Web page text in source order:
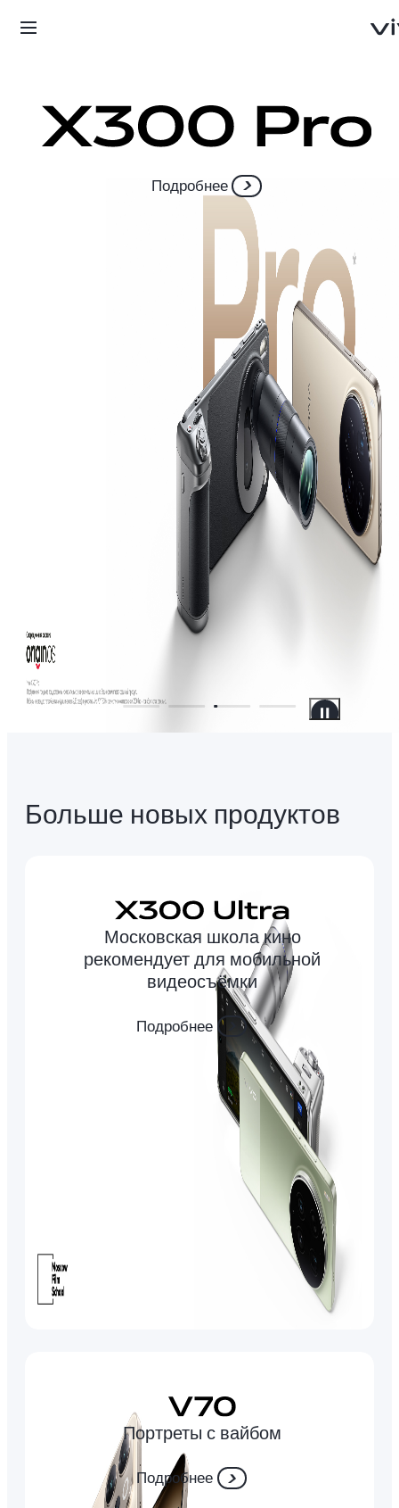
Россия |
Подробнее
Больше новых продуктов
Московская школа кино
рекомендует для мобильной
видеосъёмки
Подробнее
Портреты с вайбом
Подробнее